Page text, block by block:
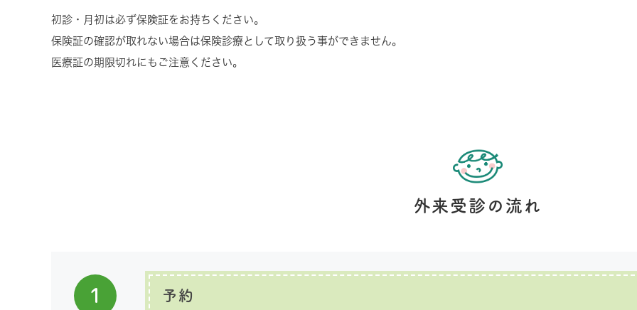
初診・月初は必ず保険証をお持ちください。
保険証の確認が取れない場合は保険診療として取り扱う事ができません。
医療証の期限切れにもご注意ください。
外来受診の流れ
1 予約